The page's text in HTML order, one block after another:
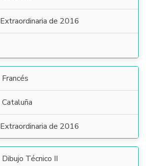
Extraordinaria de 2016
Francés
Cataluña
Extraordinaria de 2016
Dibujo Técnico II